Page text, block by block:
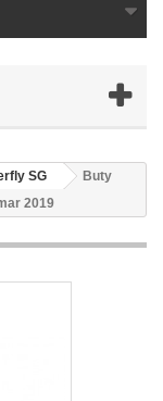
SG
Buty
2019